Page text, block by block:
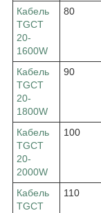
Кабель
TGCT
20-
1600W
80
Кабель
TGCT
20-
1800W
90
Кабель
TGCT
20-
2000W
100
Кабель
TGCT
110